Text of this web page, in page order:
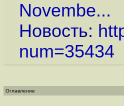
Novembe...
Новость:
num=35434
Оглавление